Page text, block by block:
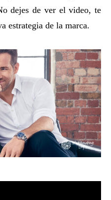
dejes de ver el video, te
estrategia de la marca.